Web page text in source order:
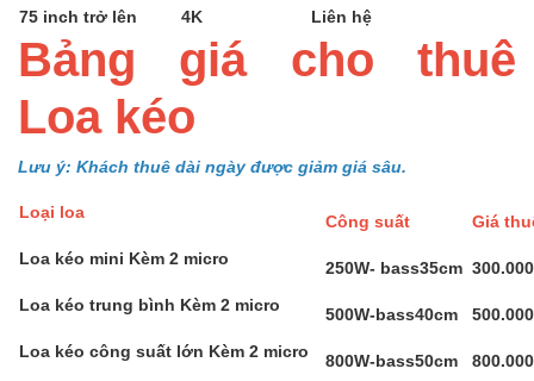
75 inch trở lên
4K Liên hệ
Bảng giá cho thuê
Loa kéo
Lưu ý: Khách thuê dài ngày được giảm giá sâu.
Loại loa Công suất
Giá
Loa kéo mini Kèm 2 micro
250W- bass35cm
Loa kéo trung bình Kèm 2 micro
500W-bass40cm
Loa kéo công suất lớn Kèm 2 micro
800W-bass50cm